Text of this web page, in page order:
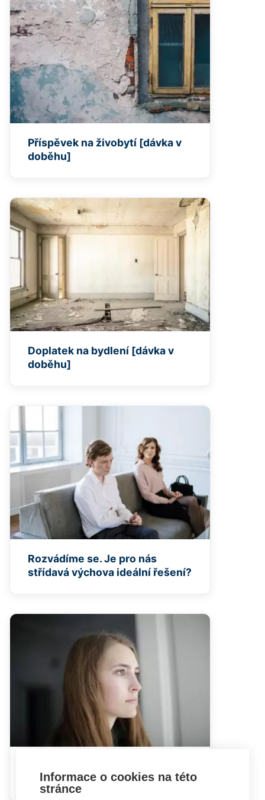
Příspěvek na živobytí [dávka v
doběhu]
Doplatek na bydlení [dávka v
doběhu]
Rozvádíme se. Je pro nás
střídavá výchova ideální řešení?
dítěte
Informace o cookies na této
stránce